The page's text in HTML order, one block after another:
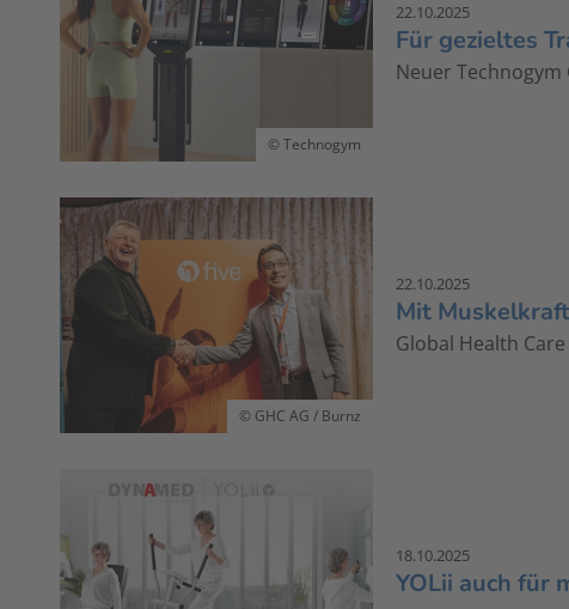
© Technogym
22.10.2025
Für gezieltes
Neuer
© GHC AG / Burnz
22.10.2025
Mit
Global Health
18.10.2025
YOLii auch für